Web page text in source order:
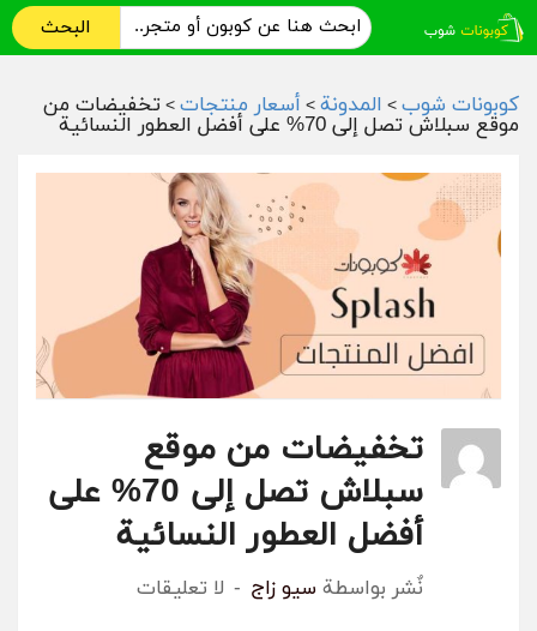
البحث
كوبونات شوب > المدونة > أسعار منتجات > تخفيضات من
موقع سبلاش تصل إلى 70% على أفضل العطور النسائية
تخفيضات من موقع
سبلاش تصل إلى 70% على
أفضل العطور النسائية
نٌشر بواسطة سيو زاج لا تعليقات